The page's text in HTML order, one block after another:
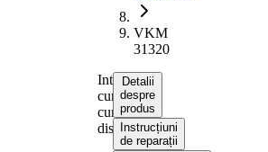
VKM
31320
Intinzator
curea,
curea
distributie
Detalii
despre
produs
Instrucțiuni
de reparații